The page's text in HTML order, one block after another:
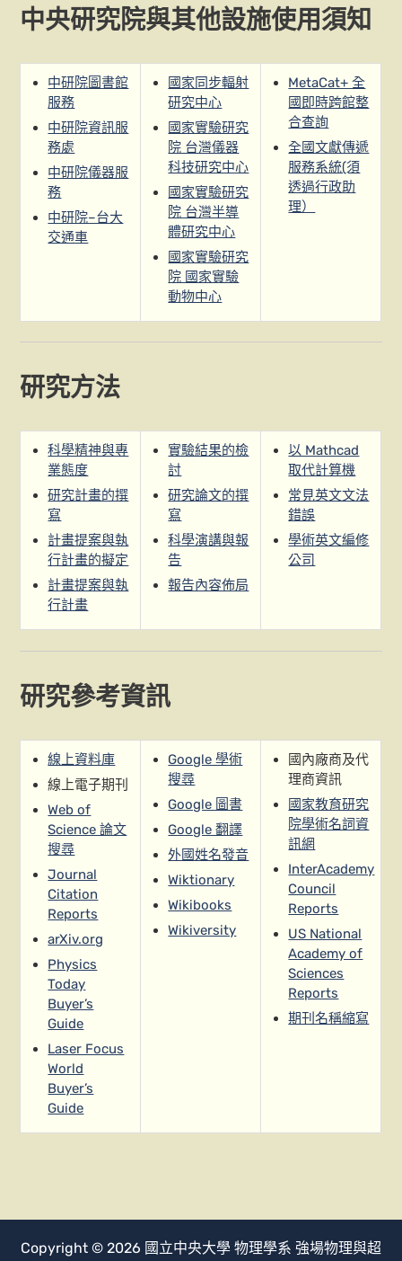
中央研究院與其他設施使用須知
中研院圖書館
服務
中研院資訊服
務處
中研院儀器服
務
中研院–台大
交通車
國家同步輻射
研究中心
國家實驗研究
院 台灣儀器
科技研究中心
國家實驗研究
院 台灣半導
體研究中心
國家實驗研究
院 國家實驗
動物中心
MetaCat+ 全
國即時跨館整
合查詢
全國文獻傳遞
服務系統(須
透過行政助
理）
研究方法
科學精神與專
業態度
研究計畫的撰
寫
計畫提案與執
行計畫的擬定
計畫提案與執
行計畫
實驗結果的檢
討
研究論文的撰
寫
科學演講與報
告
報告內容佈局
以 Mathcad
取代計算機
常見英文文法
錯誤
學術英文編修
公司
研究參考資訊
線上資料庫
線上電子期刊
Web of
Science 論文
搜尋
Journal
Citation
Reports
arXiv.org
Physics
Today
Buyer’s
Guide
Laser Focus
World
Buyer’s
Guide
Google 學術
搜尋
Google 圖書
Google 翻譯
外國姓名發音
Wiktionary
Wikibooks
Wikiversity
國內廠商及代
理商資訊
國家教育研究
院學術名詞資
訊網
InterAcademy
Council
Reports
US National
Academy of
Sciences
Reports
期刊名稱縮寫
Copyright © 2026 國立中央大學 物理學系 強場物理與超